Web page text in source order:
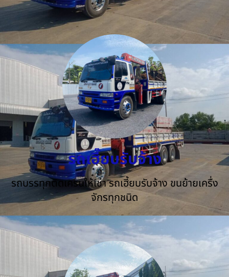
รถเฮี๊ยบรับจ้าง
รถบรรทุกติดเครนให้เช่า รถเฮี้ยบรับจ้าง ขนย้ายเครื่ง
จักรทุกชนิด